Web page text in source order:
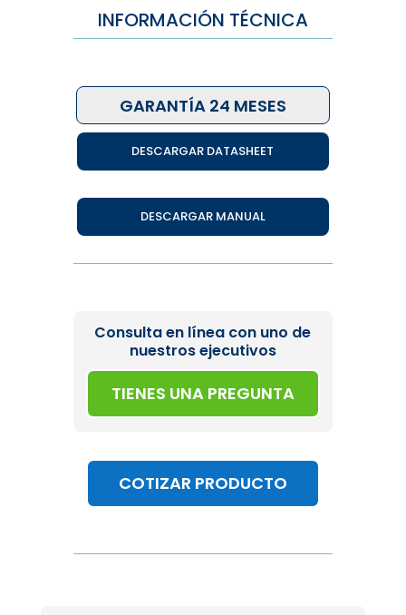
INFORMACIÓN TÉCNICA
GARANTÍA 24 MESES
DESCARGAR DATASHEET
DESCARGAR MANUAL
Consulta en línea con uno de
nuestros ejecutivos
TIENES UNA PREGUNTA
COTIZAR PRODUCTO